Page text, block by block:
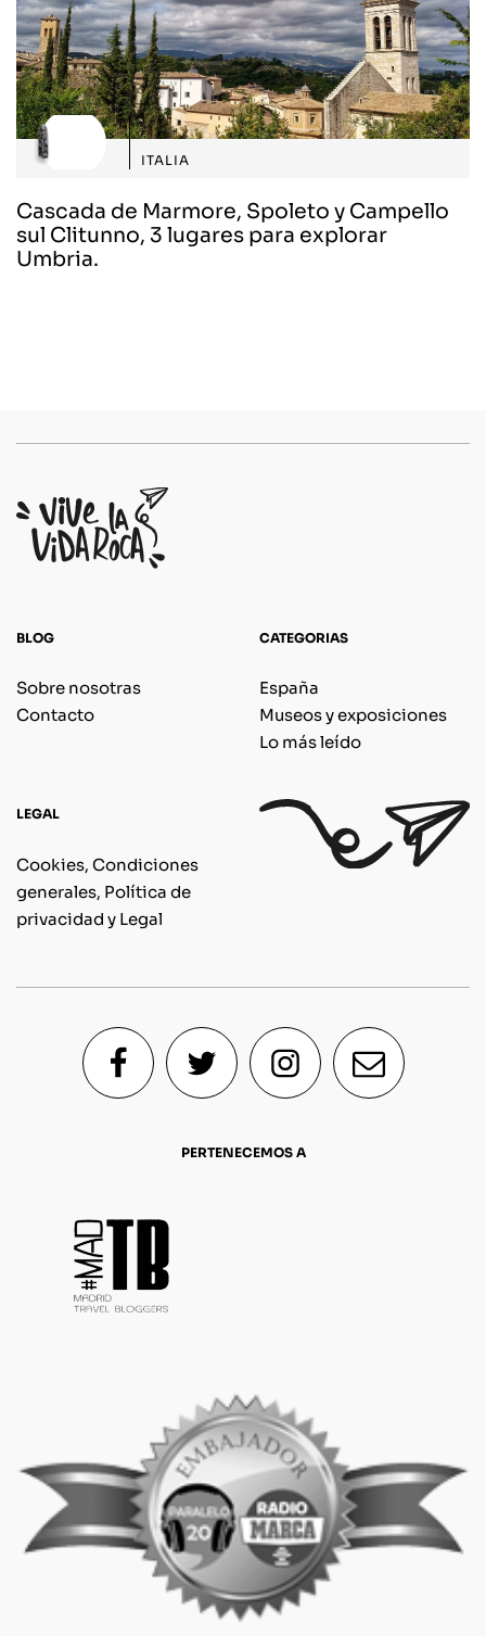
ITALIA
Cascada de Marmore, Spoleto y Campello
sul Clitunno, 3 lugares para explorar
Umbria.
BLOG
Sobre nosotras
Contacto
CATEGORIAS
España
Museos y exposiciones
Lo más leído
LEGAL
Cookies, Condiciones
generales, Política de
privacidad y Legal
PERTENECEMOS A